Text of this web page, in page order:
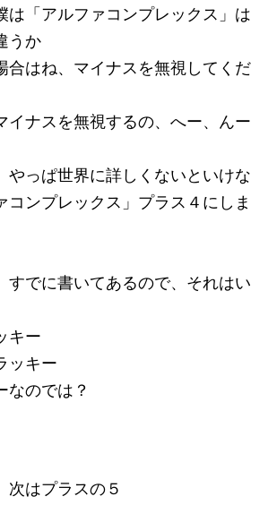
「アルファコンプレックス」は
うか
合はね、マイナスを無視してくだ
イナスを無視するの、へー、んー
やっぱ世界に詳しくないといけな
コンプレックス」プラス４にしま
すでに書いてあるので、それはい
キー
ッキー
なのでは？
次はプラスの５